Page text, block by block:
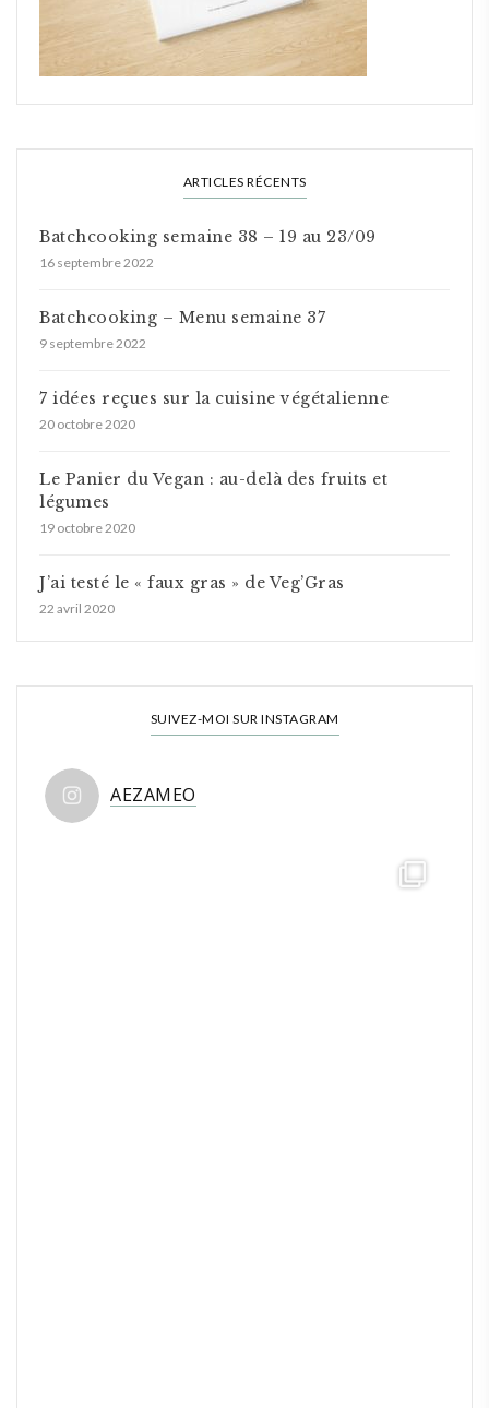
ARTICLES RÉCENTS
Batchcooking semaine 38 – 19 au 23/09
16 septembre 2022
Batchcooking – Menu semaine 37
9 septembre 2022
7 idées reçues sur la cuisine végétalienne
20 octobre 2020
Le Panier du Vegan : au-delà des fruits et
légumes
19 octobre 2020
J’ai testé le « faux gras » de Veg’Gras
22 avril 2020
SUIVEZ-MOI SUR INSTAGRAM
AEZAMEO